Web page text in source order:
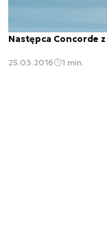
Następca Concorde
25.03.2016 1 min.